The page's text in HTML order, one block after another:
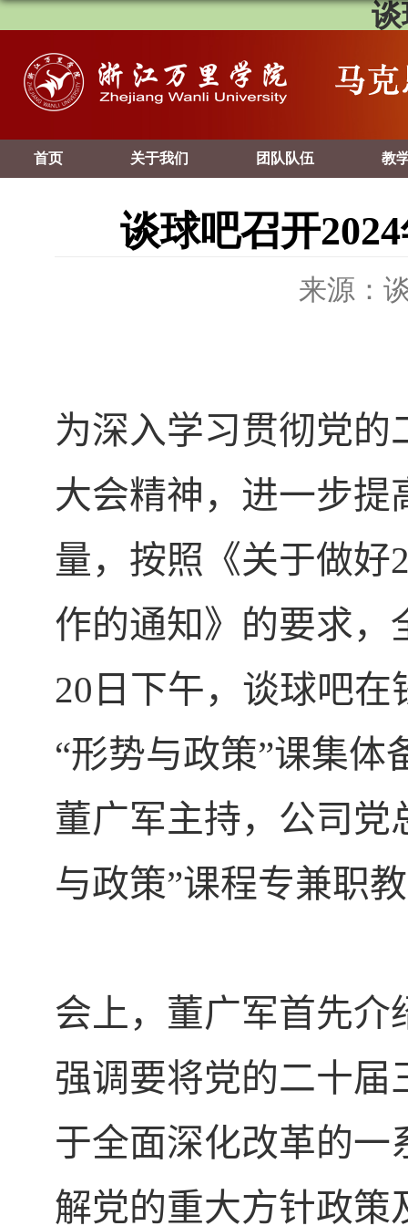
谈
首页 关于我们 团队队伍 教
谈球吧召开
来源：
为深入学习贯彻党
大会精神，进一步提
量，按照《关于做好
作的通知》的要求，
20 日下午，谈球吧在
“形势与政策”课集体
董广军主持，公司党
与政策”课程专兼职
会上，董广军首先介
强调要将党的二十届
于全面深化改革的一
解党的重大方针政策